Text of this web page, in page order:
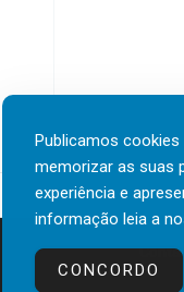
Publicamos
memorizar as suas
experiência e
informação leia a
CONCORDO